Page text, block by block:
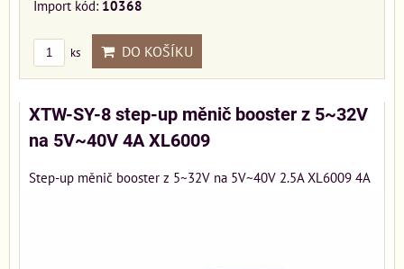
Import kód: 10368
ks DO KOŠÍKU
XTW-SY-8 step-up měnič booster z 5~32V
na 5V~40V 4A XL6009
Step-up měnič booster z 5~32V na 5V~40V 2.5A XL6009 4A